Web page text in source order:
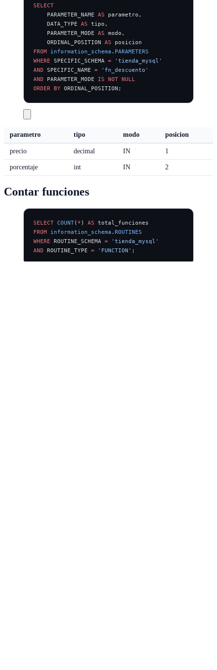
SELECT
    PARAMETER_NAME
AS parametro,
    DATA_TYPE
AS tipo,
    PARAMETER_MODE
AS modo,
    ORDINAL_POSITION
AS posicion
FROM information_schema . PARAMETERS
WHERE SPECIFIC_SCHEMA = 'tienda_mysql'
AND SPECIFIC_NAME = 'fn_descuento'
AND PARAMETER_MODE IS NOT NULL
ORDER BY ORDINAL_POSITION;
parametro tipo modo posicion
precio decimal IN 1
porcentaje int IN 2
Contar funciones
SELECT COUNT( * ) AS total_funciones
FROM information_schema . ROUTINES
WHERE ROUTINE_SCHEMA = 'tienda_mysql'
AND ROUTINE_TYPE = 'FUNCTION' ;